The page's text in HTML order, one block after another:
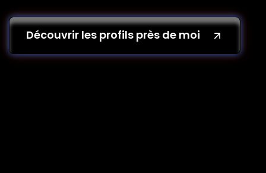
Découvrir les profils près de moi